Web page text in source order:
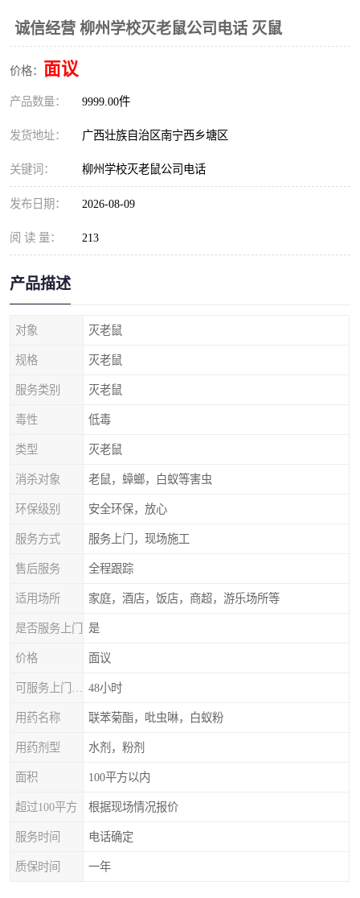
诚信经营 柳州学校灭老鼠公司电话 灭鼠
价格： 面议
产品数量： 9999.00件
发货地址： 广西壮族自治区南宁西乡塘区
关键词： 柳州学校灭老鼠公司电话
发布日期： 2026-08-09
阅 读 量： 213
产品描述
对象 灭老鼠
规格 灭老鼠
服务类别 灭老鼠
毒性 低毒
类型 灭老鼠
消杀对象 老鼠，蟑螂，白蚁等害虫
环保级别 安全环保，放心
服务方式 服务上门，现场施工
售后服务 全程跟踪
适用场所 家庭，酒店，饭店，商超，游乐场所等
是否服务上门 是
价格 面议
48小时
用药名称 联苯菊酯，吡虫啉，白蚁粉
用药剂型 水剂，粉剂
面积 100平方以内
超过100平方 根据现场情况报价
服务时间 电话确定
质保时间 一年